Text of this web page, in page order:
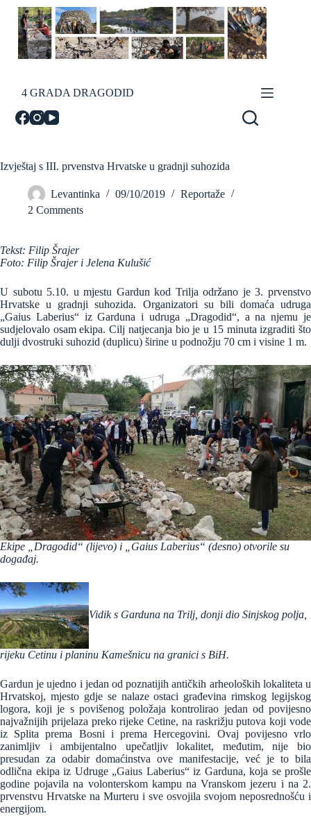
Skip
content
4 GRADA DRAGODID
Izvještaj s III. prvenstva Hrvatske u gradnji suhozida
Levantinka 09/10/2019
Reportaže
2 Comments
Tekst: Filip Šrajer
Foto: Filip Šrajer i Jelena Kulušić
U subotu 5.10. u mjestu Gardun kod Trilja održano je 3. prvenstvo
Hrvatske u gradnji suhozida. Organizatori su bili domaća udruga
„Gaius Laberius“ iz Garduna i udruga „Dragodid“, a na njemu je
sudjelovalo osam ekipa. Cilj natjecanja bio je u 15 minuta izgraditi što
dulji dvostruki suhozid (duplicu) širine u podnožju 70 cm i visine 1 m.
Ekipe „Dragodid“ (lijevo) i „Gaius Laberius“ (desno) otvorile su
događaj.
Vidik s Garduna na Trilj, donji dio Sinjskog polja,
rijeku Cetinu i planinu Kamešnicu na granici s BiH.
Gardun je ujedno i jedan od poznatijih antičkih arheoloških lokaliteta u
Hrvatskoj, mjesto gdje se nalaze ostaci građevina rimskog legijskog
logora, koji je s povišenog položaja kontrolirao jedan od povijesno
najvažnijih prijelaza preko rijeke Cetine, na raskrižju putova koji vode
iz Splita prema Bosni i prema Hercegovini. Ovaj povijesno vrlo
zanimljiv i ambijentalno upečatljiv lokalitet, međutim, nije bio
presudan za odabir domaćinstva ove manifestacije, već je to bila
odlična ekipa iz Udruge „Gaius Laberius“ iz Garduna, koja se prošle
godine pojavila na volonterskom kampu na Vranskom jezeru i na 2.
prvenstvu Hrvatske na Murteru i sve osvojila svojom neposrednošću i
energijom.